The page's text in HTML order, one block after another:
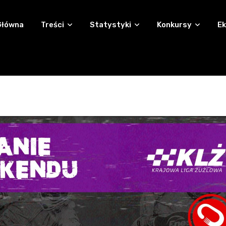
Treści Statystyki Konkursy